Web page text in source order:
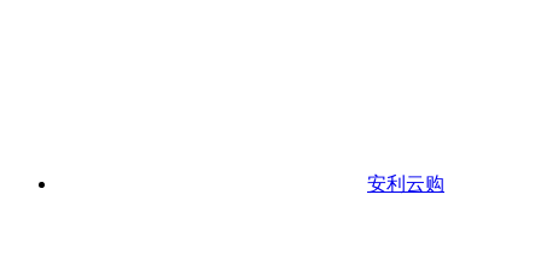
安利云购